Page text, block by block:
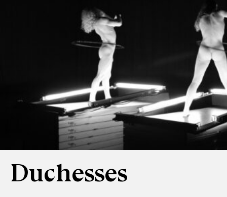
Duchesses